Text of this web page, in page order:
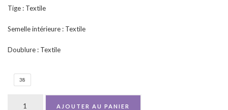
Tige : Textile
Semelle intérieure : Textile
Doublure : Textile
38
AJOUTER AU PANIER